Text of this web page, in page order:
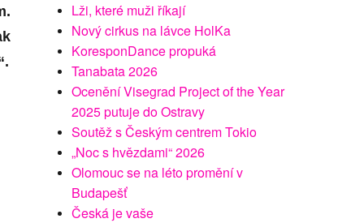
Lži, které muži říkají
Nový cirkus na lávce HolKa
KoresponDance propuká
Tanabata 2026
Ocenění Visegrad Project of the Year
2025 putuje do Ostravy
Soutěž s Českým centrem Tokio
„Noc s hvězdami“ 2026
Olomouc se na léto promění v
Budapešť
Česká je vaše